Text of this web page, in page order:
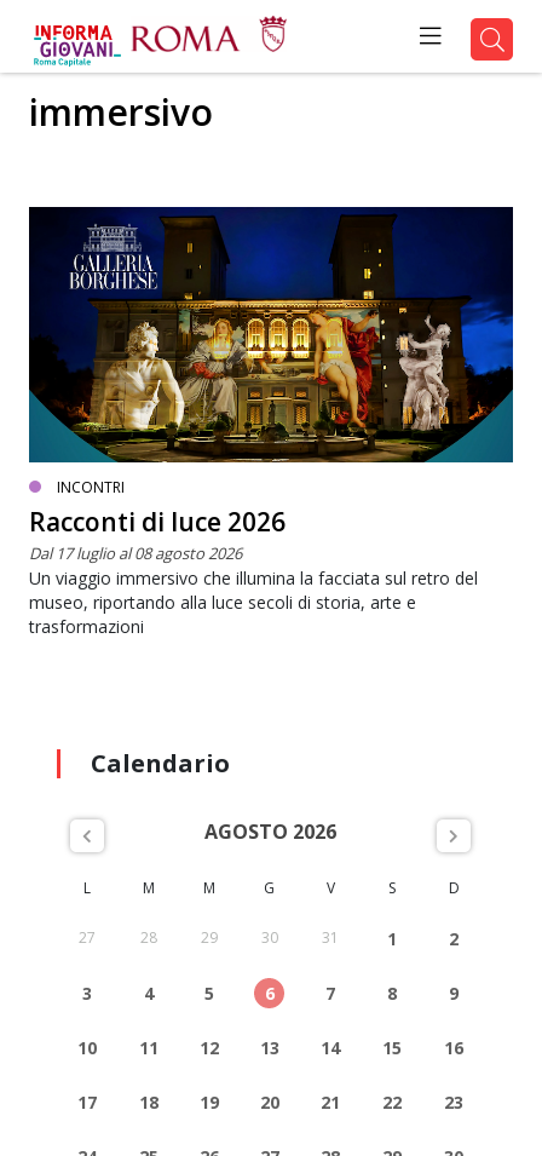
immersivo
INCONTRI
Racconti di luce 2026
Dal 17 luglio al 08 agosto 2026
Un viaggio immersivo che illumina la facciata sul retro del
museo, riportando alla luce secoli di storia, arte e
trasformazioni
Calendario
AGOSTO 2026
L M M G V S D
27 28 29 30 31 1 2
3 4 5 6 7 8 9
10 11 12 13 14 15 16
17 18 19 20 21 22 23